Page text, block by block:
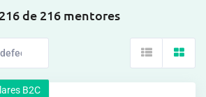
de 216 mentores
B2C